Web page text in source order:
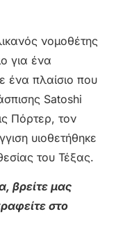
νομοθέτης
για ένα
ένα πλαίσιο που
Satoshi
Πόρτερ, τον
υιοθετήθηκε
του Τέξας.
βρείτε μας
στο